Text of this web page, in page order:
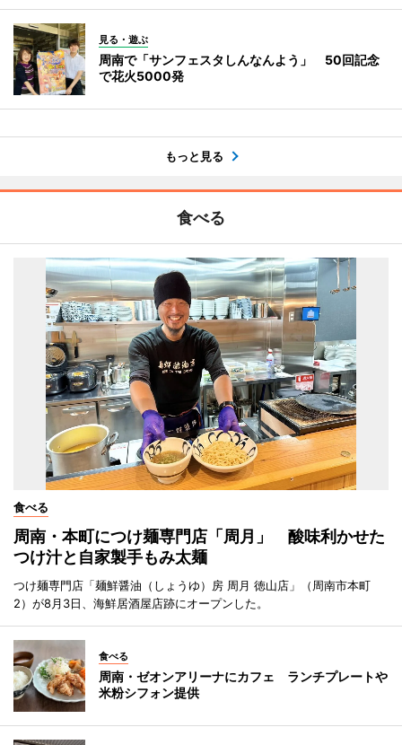
見る・遊ぶ
周南で「サンフェスタしんなんよう」 50回記念
で花火5000発
もっと見る
食べる
食べる
周南・本町につけ麺専門店「周月」 酸味利かせた
つけ汁と自家製手もみ太麺
つけ麺専門店「麺鮮醤油（しょうゆ）房 周月 徳山店」（周南市本町
2）が8月3日、海鮮居酒屋店跡にオープンした。
食べる
周南・ゼオンアリーナにカフェ ランチプレートや
米粉シフォン提供